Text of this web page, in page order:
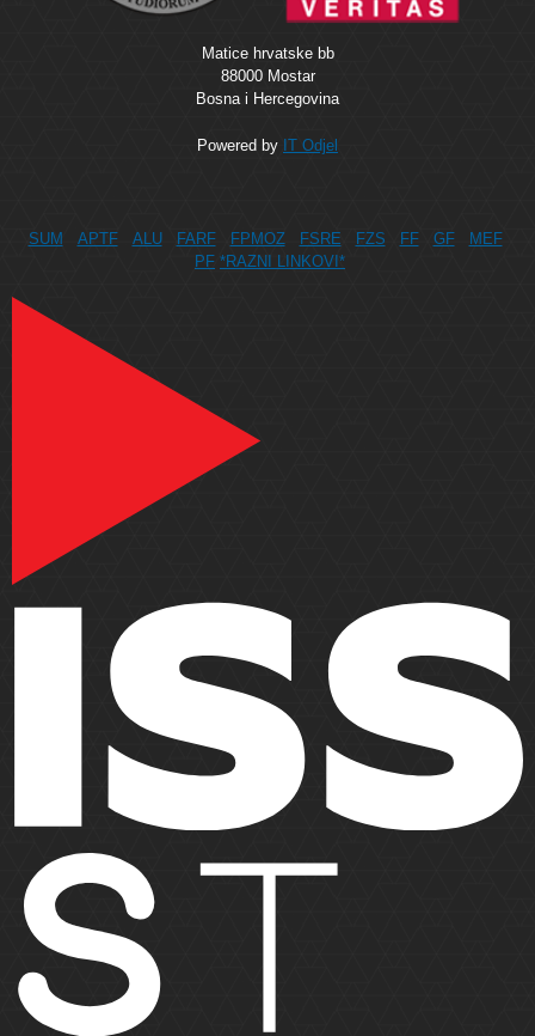
Matice hrvatske bb
88000 Mostar
Bosna i Hercegovina
Powered by IT Odjel
SUM APTF ALU FARF FPMOZ FSRE FZS FF GF
MEF
PF *RAZNI LINKOVI*